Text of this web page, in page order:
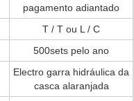
pagamento adiantado
T / T ou L / C
500sets pelo ano
Electro garra hidráulica da
casca alaranjada